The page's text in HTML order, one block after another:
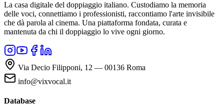
La casa digitale del doppiaggio italiano. Custodiamo la memoria
delle voci, connettiamo i professionisti, raccontiamo l'arte invisibile
che dà parola al cinema. Una piattaforma fondata, curata e
mantenuta da chi il doppiaggio lo vive ogni giorno.
Via Decio Filipponi, 12 — 00136 Roma
info@vixvocal.it
Database